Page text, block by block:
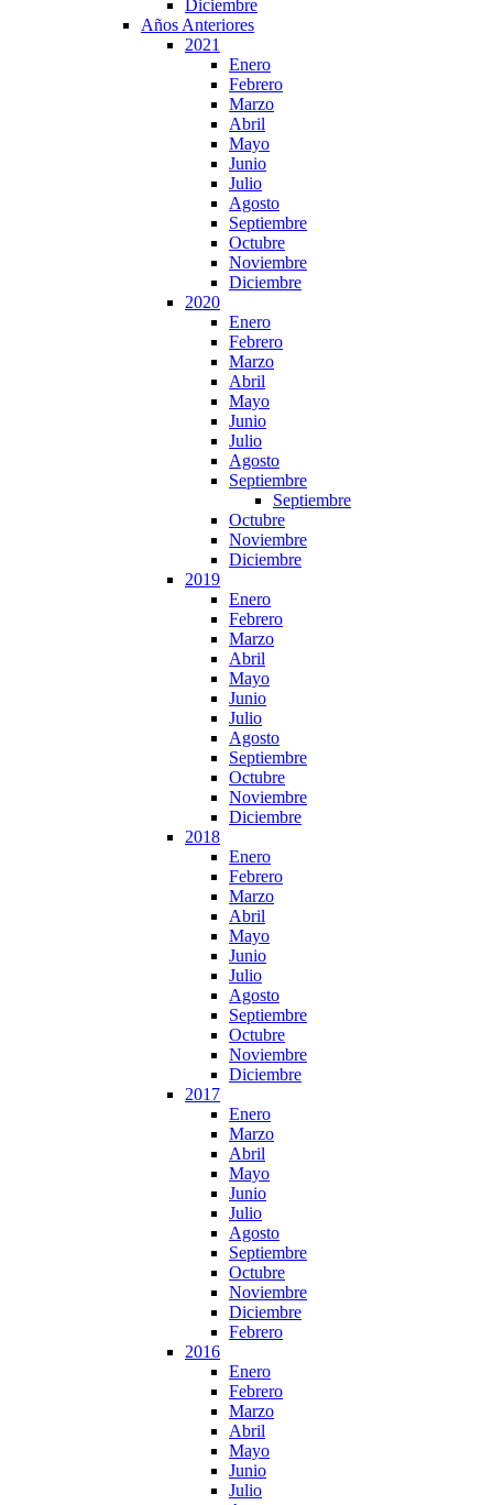
Diciembre
Años Anteriores
2021
Enero
Febrero
Marzo
Abril
Mayo
Junio
Julio
Agosto
Septiembre
Octubre
Noviembre
Diciembre
2020
Enero
Febrero
Marzo
Abril
Mayo
Junio
Julio
Agosto
Septiembre
Septiembre
Octubre
Noviembre
Diciembre
2019
Enero
Febrero
Marzo
Abril
Mayo
Junio
Julio
Agosto
Septiembre
Octubre
Noviembre
Diciembre
2018
Enero
Febrero
Marzo
Abril
Mayo
Junio
Julio
Agosto
Septiembre
Octubre
Noviembre
Diciembre
2017
Enero
Marzo
Abril
Mayo
Junio
Julio
Agosto
Septiembre
Octubre
Noviembre
Diciembre
Febrero
2016
Enero
Febrero
Marzo
Abril
Mayo
Junio
Julio